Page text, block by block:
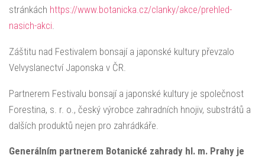
stránkách https://www.botanicka.cz/clanky/akce/prehled-
nasich-akci
Záštitu nad Festivalem bonsají a japonské kultury převzalo
Velvyslanectví Japonska v ČR.
Partnerem Festivalu bonsají a japonské kultury je společnost
Forestina, s. r. o., český výrobce zahradních hnojiv, substrátů a
dalších produktů nejen pro zahrádkáře.
Generálním partnerem Botanické zahrady hl. m. Prahy je